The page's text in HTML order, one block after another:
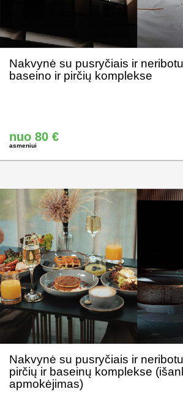
Nakvynė su pusryčiais ir
baseino ir pirčių komplekse
nuo 80 €
asmeniui
Nakvynė su pusryčiais ir
pirčių ir baseinų komplekse
apmokėjimas)